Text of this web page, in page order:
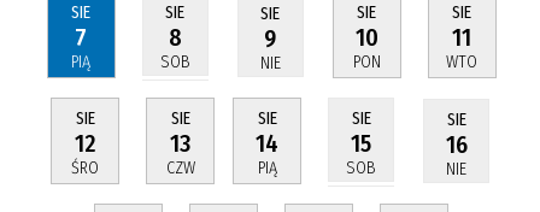
SIE
7
PIĄ
SIE
8
SOB
SIE
9
NIE
SIE
10
PON
SIE
11
WTO
SIE
12
ŚRO
SIE
13
CZW
SIE
14
PIĄ
SIE
15
SOB
SIE
16
NIE